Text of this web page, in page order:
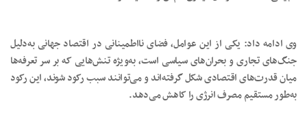
وی ادامه داد: یکی از این عوامل، فضای نااطمینانی در اقتصاد جهانی به‌دلیل
جنگ‌های تجاری و بحران‌های سیاسی است، به‌ویژه تنش‌هایی که بر سر تعرفه‌ها
میان قدرت‌های اقتصادی شکل گرفته‌اند و می‌توانند سبب رکود شوند، این رکود
به‌طور مستقیم مصرف انرژی را کاهش می‌دهد.